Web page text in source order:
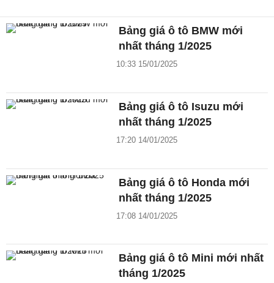
Bảng giá ô tô BMW mới
nhất tháng 1/2025
10:33 15/01/2025
Bảng giá ô tô Isuzu mới
nhất tháng 1/2025
17:20 14/01/2025
Bảng giá ô tô Honda mới
nhất tháng 1/2025
17:08 14/01/2025
Bảng giá ô tô Mini mới nhất
tháng 1/2025